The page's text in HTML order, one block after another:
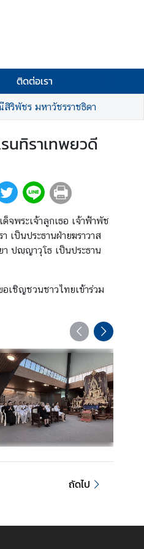
ติดต่อเรา
ริพัชร มหาวัชรราชธิดา
นทิราเทพยวดี
พระเจ้าลูกเธอ เจ้าฟ้าพัช
เป็นประธานฝ่ายฆราวาส
ปญฺญาวุโธ เป็นประธาน
ชิญชวนชาวไทยเข้าร่วม
ถัดไป